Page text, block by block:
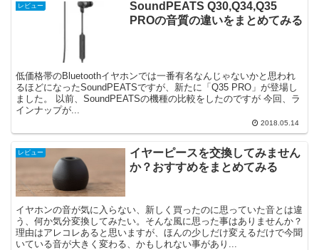
レビュー
SoundPEATS Q30,Q34,Q35
PROの音質の違いをまとめてみる
低価格帯のBluetoothイヤホンでは一番有名なんじゃないかと思われ
るほどになったSoundPEATSですが、新たに「Q35 PRO」が登場し
ました。 以前、SoundPEATSの機種の比較をしたのですが 今回、ラ
インナップが...
2018.05.14
レビュー
イヤーピースを交換してみません
か？おすすめをまとめてみる
イヤホンの音が気に入らない、新しく買ったのに思っていた音とは違
う、何か気分変換してみたい。そんな風に思った事はありませんか？
理由はアレコレあると思いますが、ほんの少しだけ変えるだけで今聞
いている音が大きく変わる、かもしれない事があり...